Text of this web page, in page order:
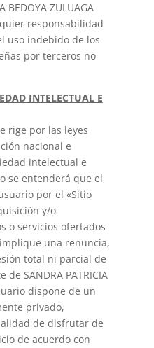
BEDOYA ZULUAGA
responsabilidad
uso indebido de los
por terceros no
INTELECTUAL E
rige por las leyes
nacional e
intelectual e
se entenderá que el
por el «Sitio
y/o
o servicios ofertados
una renuncia,
total ni parcial de
SANDRA PATRICIA
dispone de un
privado,
de disfrutar de
de acuerdo con